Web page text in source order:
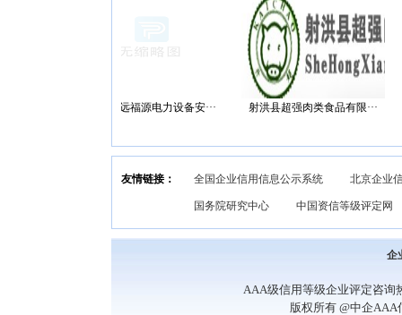
北京星远福源电力设备安··· 射洪县超强肉类食品有限···
友情链接： 全国企业信用信息公示系统 北京企业
国务院研究中心 中国资信等级评定网
企
AAA级信用等级企业评定咨询
版权所有 @中企